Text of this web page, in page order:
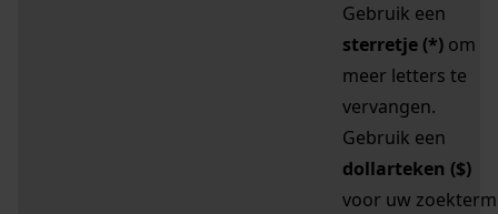
Gebruik een
sterretje (*) om
meer letters te
vervangen.
Gebruik een
dollarteken ($)
voor uw zoekterm